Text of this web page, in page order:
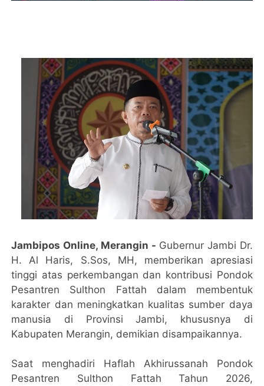
Jambipos Online, Merangin - Gubernur Jambi Dr.
H. Al Haris, S.Sos, MH, memberikan apresiasi
tinggi atas perkembangan dan kontribusi Pondok
Pesantren Sulthon Fattah dalam membentuk
karakter dan meningkatkan kualitas sumber daya
manusia di Provinsi Jambi, khususnya di
Kabupaten Merangin, demikian disampaikannya.
Saat menghadiri Haflah Akhirussanah Pondok
Pesantren Sulthon Fattah Tahun 2026,